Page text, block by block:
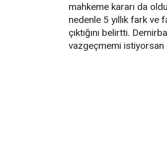
mahkeme kararı da
nedenle 5 yıllık fark
çıktığını belirtti.
vazgeçmemi